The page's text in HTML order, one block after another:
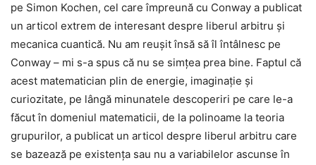
pe Simon Kochen, cel care împreună cu Conway a publicat
un articol extrem de interesant despre liberul arbitru și
mecanica cuantică. Nu am reușit însă să îl întâlnesc pe
Conway – mi s-a spus că nu se simțea prea bine. Faptul că
acest matematician plin de energie, imaginație și
curiozitate, pe lângă minunatele descoperiri pe care le-a
făcut în domeniul matematicii, de la polinoame la teoria
grupurilor, a publicat un articol despre liberul arbitru care
se bazează pe existența sau nu a variabilelor ascunse în